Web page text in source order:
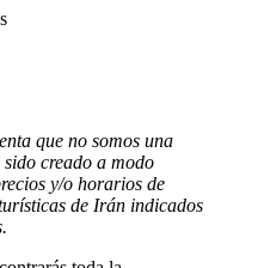
que no somos una
creado a modo
y/o horarios de
de Irán indicados